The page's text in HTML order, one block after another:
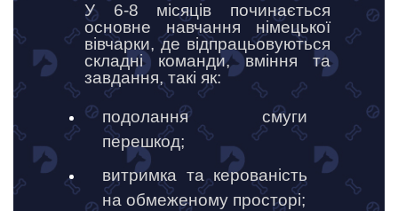
У 6-8 місяців починається
основне навчання німецької
вівчарки, де відпрацьовуються
складні команди, вміння та
завдання, такі як:
подолання смуги
перешкод;
витримка та керованість
на обмеженому просторі;